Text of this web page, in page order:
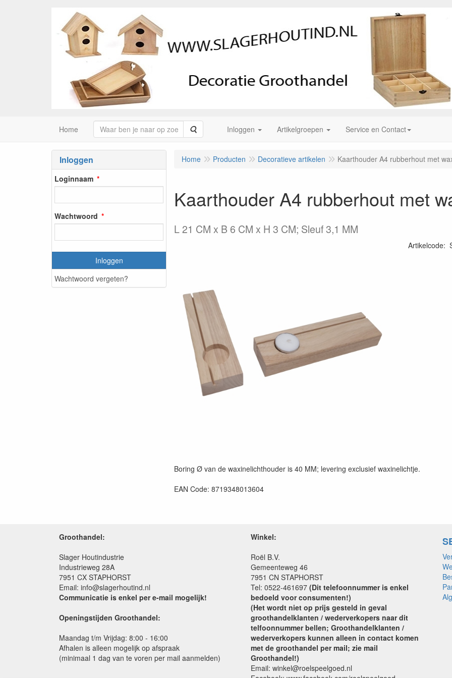
Home Zoeken Inloggen Artikelgroepen Service en Contact
Inloggen
Loginnaam
Wachtwoord
Inloggen
Wachtwoord vergeten?
Home Producten Decoratieve artikelen Kaarthouder A4 rubberhout met
Kaarthouder A4 rubberhout met
L 21 CM x B 6 CM x H 3 CM; Sleuf 3,1 MM
Artikelcode:
Boring Ø van de waxinelichthouder is 40 MM; levering exclusief waxinelichtje.
EAN Code: 8719348013604
Groothandel:
Slager Houtindustrie
Industrieweg 28A
7951 CX STAPHORST
Email: info@slagerhoutind.nl
Communicatie is enkel per e-mail mogelijk!
Openingstijden Groothandel:
Maandag t/m Vrijdag: 8:00 - 16:00
Afhalen is alleen mogelijk op afspraak
(minimaal 1 dag van te voren per mail aanmelden)
Winkel:
Roël B.V.
Gemeenteweg 46
7951 CN STAPHORST
Tel: 0522-461697 (Dit telefoonnummer is enkel
bedoeld voor consumenten!)
(Het wordt niet op prijs gesteld in geval
groothandelklanten / wederverkopers naar dit
telfoonnummer bellen; Groothandelklanten /
wederverkopers kunnen alleen in contact komen
met de groothandel per mail; zie mail
Groothandel!)
Email: winkel@roelspeelgoed.nl